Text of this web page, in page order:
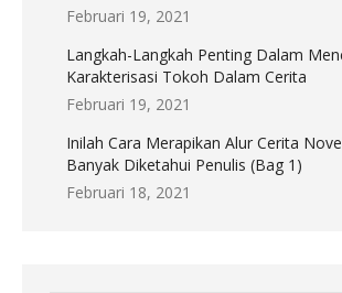
Februari 19, 2021
Langkah-Langkah Penting Dalam
Karakterisasi Tokoh Dalam Cerita
Februari 19, 2021
Inilah Cara Merapikan Alur Cerita
Banyak Diketahui Penulis (Bag 1)
Februari 18, 2021